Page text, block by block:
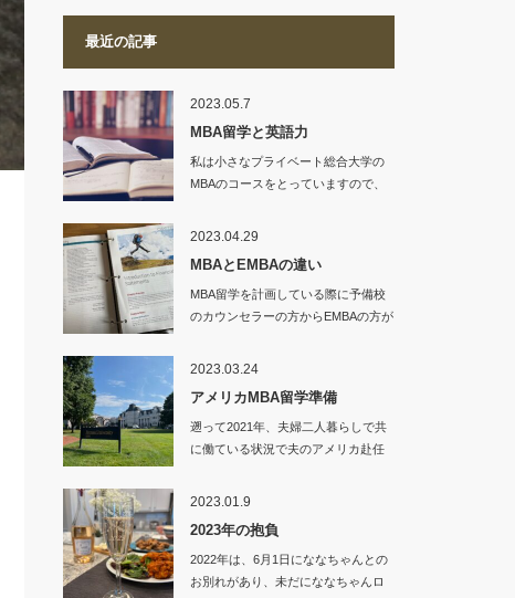
最近の記事
2023.05.7
MBA留学と英語力
私は小さなプライベート総合大学の
MBAのコースをとっていますので、
2023.04.29
MBAとEMBAの違い
MBA留学を計画している際に予備校
のカウンセラーの方からEMBAの方が
2023.03.24
アメリカMBA留学準備
遡って2021年、夫婦二人暮らしで共
に働ている状況で夫のアメリカ赴任
2023.01.9
2023年の抱負
2022年は、6月1日にななちゃんとの
お別れがあり、未だにななちゃんロ